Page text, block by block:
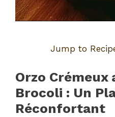
Jump to
Orzo
Brocoli : Un
Réconfortant